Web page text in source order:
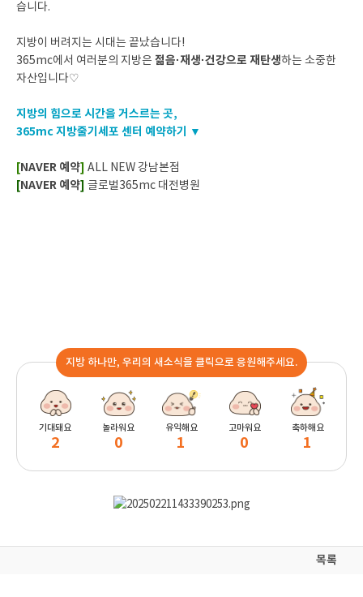
습니다.
지방이 버려지는 시대는 끝났습니다!
365mc에서 여러분의 지방은 젊음·재생·건강으로 재탄생하는 소중한
자산입니다♡
지방의 힘으로 시간을 거스르는 곳,
365mc 지방줄기세포 센터 예약하기 ▼
[NAVER 예약] ALL NEW 강남본점
[NAVER 예약] 글로벌365mc 대전병원
지방 하나만, 우리의 새소식을 클릭으로 응원해주세요.
기대돼요
2
놀라워요
0
유익해요
1
고마워요
0
축하해요
1
목록